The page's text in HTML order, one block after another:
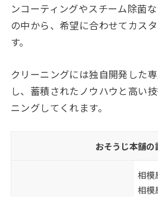
ンコーティングやスチーム除菌
の中から、希望に合わせてカス
す。
クリーニングには独自開発した
し、蓄積されたノウハウと高い
ニングしてくれます。
おそうじ本舗の
相模
相模